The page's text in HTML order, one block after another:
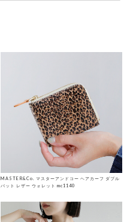
MASTER&Co. マスターアンドコー ヘアカーフ ダブル
バット レザー ウォレット mc1140